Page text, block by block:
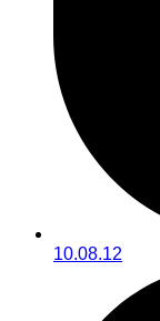
10.08.12